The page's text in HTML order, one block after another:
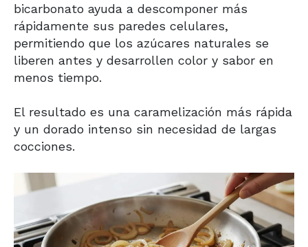
bicarbonato ayuda a descomponer más
rápidamente sus paredes celulares,
permitiendo que los azúcares naturales se
liberen antes y desarrollen color y sabor en
menos tiempo.
El resultado es una caramelización más rápida
y un dorado intenso sin necesidad de largas
cocciones.